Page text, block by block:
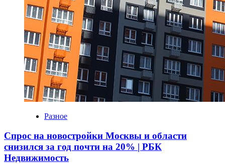
Разное
Спрос на новостройки Москвы и области
снизился за год почти на 20% | РБК
Недвижимость